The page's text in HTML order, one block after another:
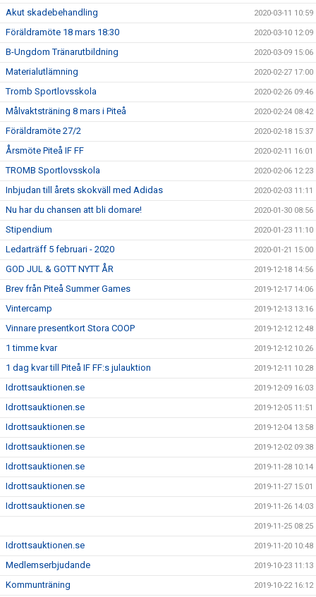
Akut skadebehandling 2020-03-11 10:59
Föräldramöte 18 mars 18:30 2020-03-10 12:09
B-Ungdom Tränarutbildning 2020-03-09 15:06
Materialutlämning 2020-02-27 17:00
Tromb Sportlovsskola 2020-02-26 09:46
Målvaktsträning 8 mars i Piteå 2020-02-24 08:42
Föräldramöte 27/2 2020-02-18 15:37
Årsmöte Piteå IF FF 2020-02-11 16:01
TROMB Sportlovsskola 2020-02-06 12:23
Inbjudan till årets skokväll med Adidas 2020-02-03 11:11
Nu har du chansen att bli domare! 2020-01-30 08:56
Stipendium 2020-01-23 11:10
Ledarträff 5 februari - 2020 2020-01-21 15:00
GOD JUL & GOTT NYTT ÅR 2019-12-18 14:56
Brev från Piteå Summer Games 2019-12-17 14:06
Vintercamp 2019-12-13 13:16
Vinnare presentkort Stora COOP 2019-12-12 12:48
1 timme kvar 2019-12-12 10:26
1 dag kvar till Piteå IF FF:s julauktion 2019-12-11 10:28
Idrottsauktionen.se 2019-12-09 16:03
Idrottsauktionen.se 2019-12-05 11:51
Idrottsauktionen.se 2019-12-04 13:58
Idrottsauktionen.se 2019-12-02 09:38
Idrottsauktionen.se 2019-11-28 10:14
Idrottsauktionen.se 2019-11-27 15:01
Idrottsauktionen.se 2019-11-26 14:03
2019-11-25 08:25
Idrottsauktionen.se 2019-11-20 10:48
Medlemserbjudande 2019-10-23 11:13
Kommunträning 2019-10-22 16:12